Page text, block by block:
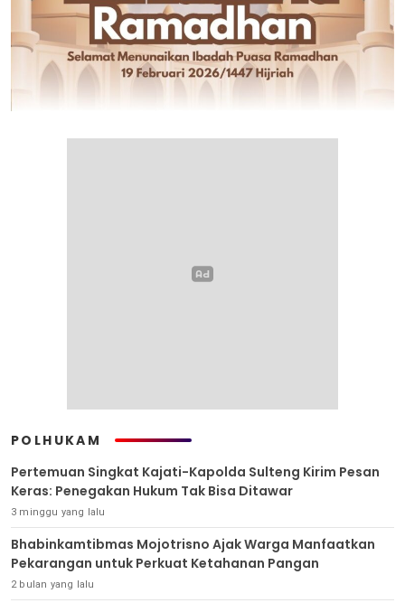
POLHUKAM
Pertemuan Singkat Kajati-Kapolda Sulteng Kirim Pesan
Keras: Penegakan Hukum Tak Bisa Ditawar
3 minggu yang lalu
Bhabinkamtibmas Mojotrisno Ajak Warga Manfaatkan
Pekarangan untuk Perkuat Ketahanan Pangan
2 bulan yang lalu